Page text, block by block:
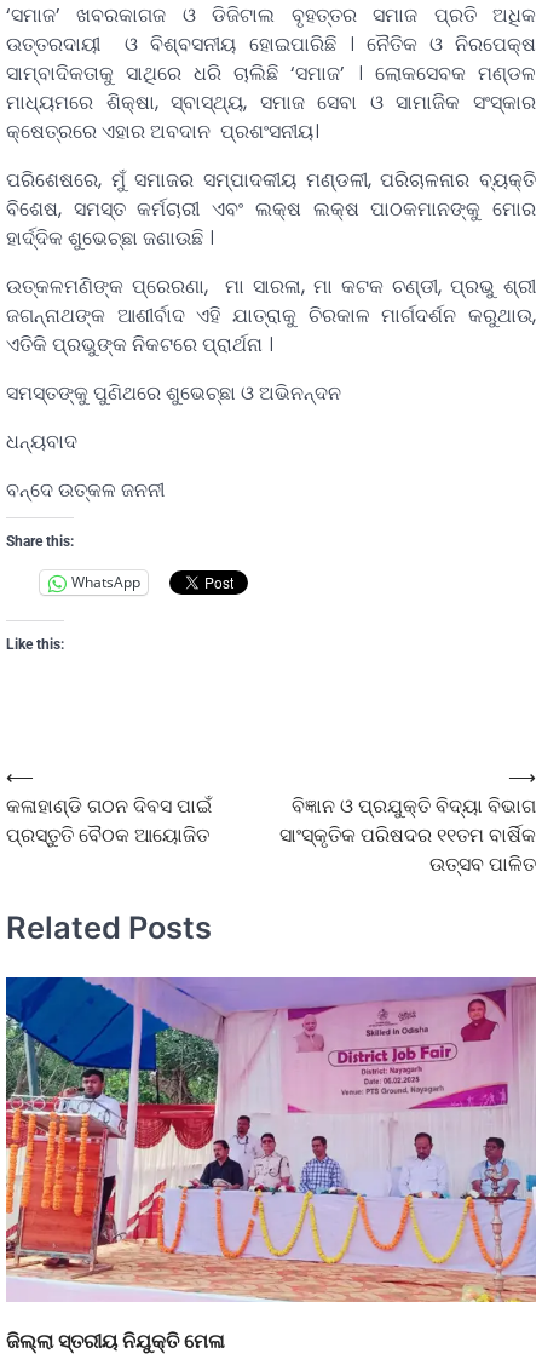
‘ସମାଜ’ ଖବରକାଗଜ ଓ ଡିଜିଟାଲ ବୃହତ୍ତର ସମାଜ ପ୍ରତି ଅଧିକ
ଉତ୍ତରଦାୟୀ ଓ ବିଶ୍ବସନୀୟ ହୋଇପାରିଛି । ନୈତିକ ଓ ନିରପେକ୍ଷ
ସାମ୍ବାଦିକତାକୁ ସାଥିରେ ଧରି ଚାଲିଛି ‘ସମାଜ’ । ଲୋକସେବକ ମଣ୍ଡଳ
ମାଧ୍ୟମରେ ଶିକ୍ଷା, ସ୍ବାସ୍ଥ୍ୟ, ସମାଜ ସେବା ଓ ସାମାଜିକ ସଂସ୍କାର
କ୍ଷେତ୍ରରେ ଏହାର ଅବଦାନ ପ୍ରଶଂସନୀୟ।
ପରିଶେଷରେ, ମୁଁ ସମାଜର ସମ୍ପାଦକୀୟ ମଣ୍ଡଳୀ, ପରିଚାଳନାର ବ୍ୟକ୍ତି
ବିଶେଷ, ସମସ୍ତ କର୍ମଚାରୀ ଏବଂ ଲକ୍ଷ ଲକ୍ଷ ପାଠକମାନଙ୍କୁ ମୋର
ହାର୍ଦ୍ଦିକ ଶୁଭେଚ୍ଛା ଜଣାଉଛି ।
ଉତ୍କଳମଣିଙ୍କ ପ୍ରେରଣା, ମା ସାରଳା, ମା କଟକ ଚଣ୍ଡୀ, ପ୍ରଭୁ ଶ୍ରୀ
ଜଗନ୍ନାଥଙ୍କ ଆଶୀର୍ବାଦ ଏହି ଯାତ୍ରାକୁ ଚିରକାଳ ମାର୍ଗଦର୍ଶନ କରୁଥାଉ,
ଏତିକି ପ୍ରଭୁଙ୍କ ନିକଟରେ ପ୍ରାର୍ଥନା ।
ସମସ୍ତଙ୍କୁ ପୁଣିଥରେ ଶୁଭେଚ୍ଛା ଓ ଅଭିନନ୍ଦନ
ଧନ୍ୟବାଦ
ବନ୍ଦେ ଉତ୍କଳ ଜନନୀ
Share this:
WhatsApp
Like this:
⟵
କଳାହାଣ୍ଡି ଗଠନ ଦିବସ ପାଇଁ
ପ୍ରସ୍ତୁତି ବୈଠକ ଆୟୋଜିତ
ବିଜ୍ଞାନ ଓ ପ୍ରଯୁକ୍ତି ବିଦ୍ୟା ବିଭାଗ
ସାଂସ୍କୃତିକ ପରିଷଦର ୧୧ତମ ବାର୍ଷିକ
ଉତ୍ସବ ପାଳିତ
⟶
Related Posts
ଜିଲ୍ଲା ସ୍ତରୀୟ ନିଯୁକ୍ତି ମେଳା